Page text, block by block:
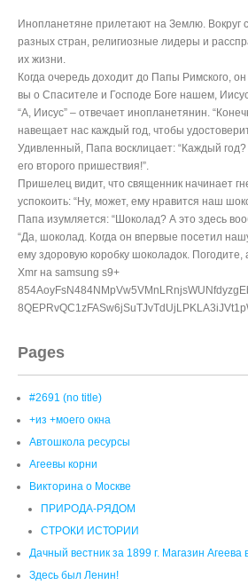
Инопланетяне прилетают на Землю. Вокруг
разных стран, религиозные лидеры и
их жизни.
Когда очередь доходит до Папы Римского,
вы о Спасителе и Господе Боге нашем,
“А, Иисус” – отвечает инопланетянин.
навещает нас каждый год, чтобы
Удивленный, Папа восклицает: “Каждый
его второго пришествия!”.
Пришелец видит, что священник начинает
успокоить: “Ну, может, ему нравится наш
Папа изумляется: “Шоколад? А это здесь
“Да, шоколад. Когда он впервые посетил
ему здоровую коробку шоколадок. Погодите,
Xmr на samsung s9+
Pages
#2691 (no title)
+из +моего окна
Автошкола ресурсы
Агеевы корни
Викторина о Москве
ПРИРОДА-РЯДОМ
СТРОКИ ИСТОРИИ
Дачный вестник за 1899 г. Магазин
Здесь был Ленин!